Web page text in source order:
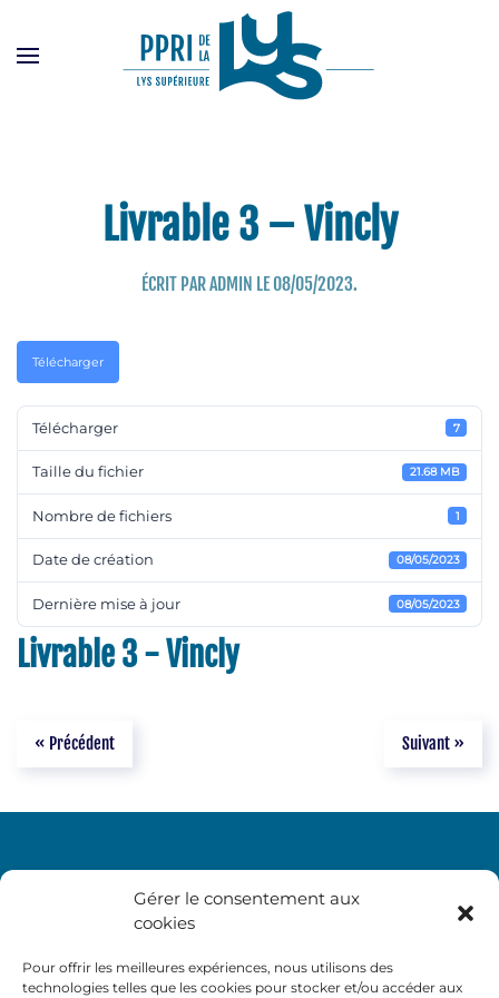
Gérer le consentement aux
cookies
Pour offrir les meilleures expériences, nous utilisons des
technologies telles que les cookies pour stocker et/ou accéder aux
Livrable 3 – Vincly
ÉCRIT PARADMIN LE08/05/2023.
Télécharger
Télécharger 7
Taille du fichier 21.68 MB
Nombre de fichiers 1
Date de création 08/05/2023
Dernière mise à jour 08/05/2023
Livrable 3 - Vincly
« Précédent Suivant »